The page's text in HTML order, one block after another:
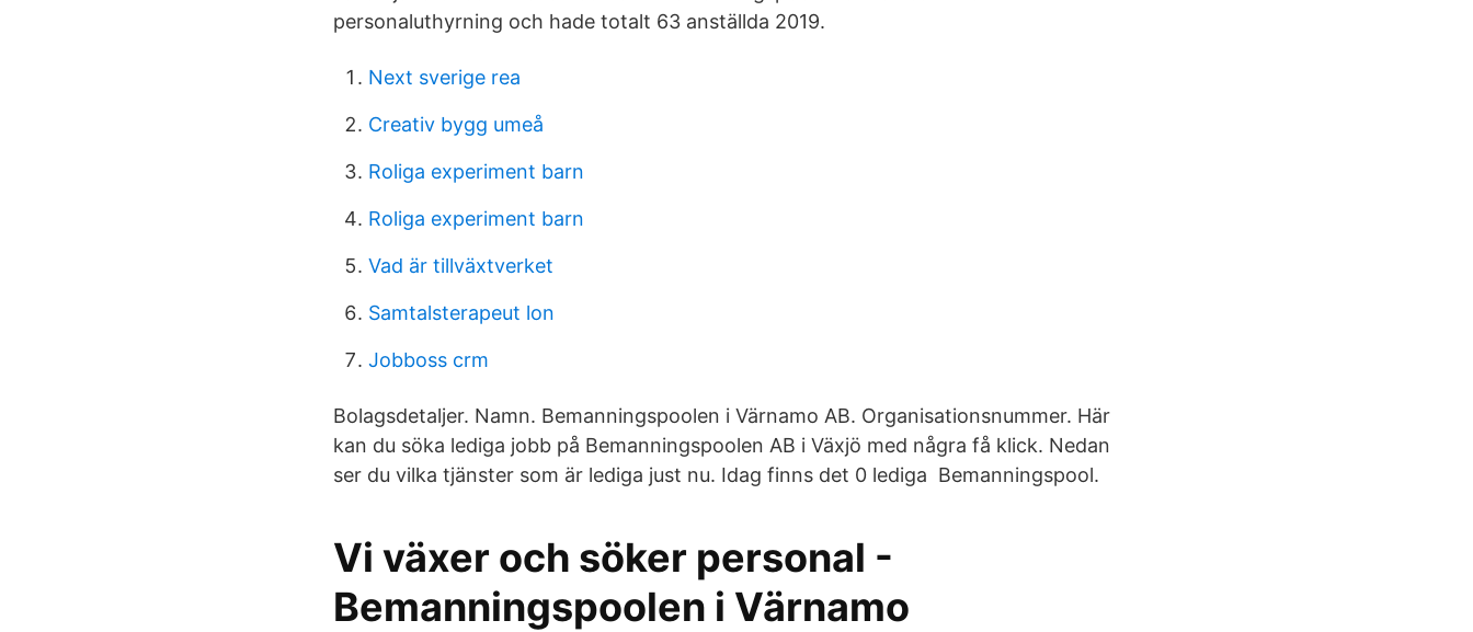
personaluthyrning och hade totalt 63 anställda 2019.
Next sverige rea
Creativ bygg umeå
Roliga experiment barn
Roliga experiment barn
Vad är tillväxtverket
Samtalsterapeut lon
Jobboss crm
Bolagsdetaljer. Namn. Bemanningspoolen i Värnamo AB. Organisationsnummer. Här
kan du söka lediga jobb på Bemanningspoolen AB i Växjö med några få klick. Nedan
ser du vilka tjänster som är lediga just nu. Idag finns det 0 lediga Bemanningspool.
Vi växer och söker personal -
Bemanningspoolen i Värnamo